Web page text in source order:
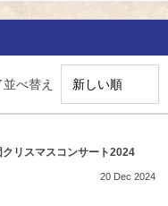
並べ替え
リスマスコンサート2024
20 Dec 2024
外国語講座